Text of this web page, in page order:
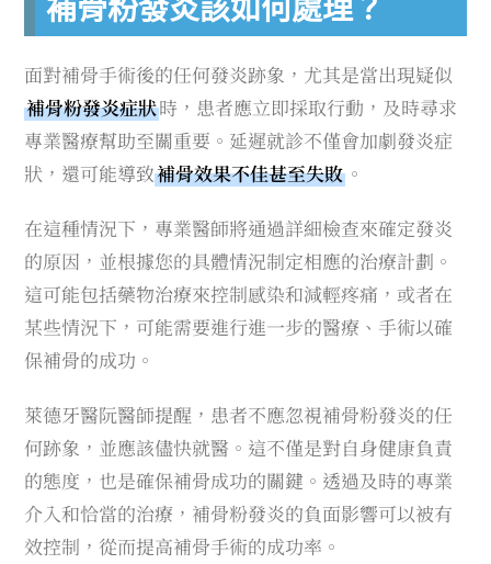
補骨粉發炎該如何處理？
面對補骨手術後的任何發炎跡象，尤其是當出現疑似
補骨粉發炎症狀時，患者應立即採取行動，及時尋求
專業醫療幫助至關重要。延遲就診不僅會加劇發炎症
狀，還可能導致補骨效果不佳甚至失敗 。
在這種情況下，專業醫師將通過詳細檢查來確定發炎
的原因，並根據您的具體情況制定相應的治療計劃。
這可能包括藥物治療來控制感染和減輕疼痛，或者在
某些情況下，可能需要進行進一步的醫療、手術以確
保補骨的成功。
萊德牙醫阮醫師提醒，患者不應忽視補骨粉發炎的任
何跡象，並應該儘快就醫。這不僅是對自身健康負責
的態度，也是確保補骨成功的關鍵。透過及時的專業
介入和恰當的治療， 補骨粉發炎的負面影響可以被有
效控制，從而提高補骨手術的成功率。